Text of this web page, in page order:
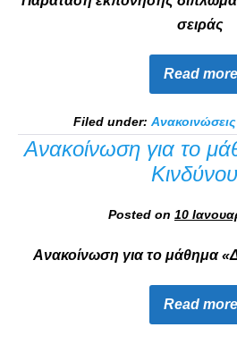
σειράς
Read more
Filed under:
Ανακοίνωση για το
Posted on 10
Ανακοίνωση για το μάθημα
Read more